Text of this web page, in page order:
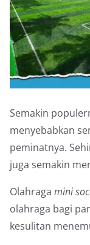
Semakin
menyebabkan
peminatnya.
juga semakin
Olahraga mini
olahraga bagi
kesulitan